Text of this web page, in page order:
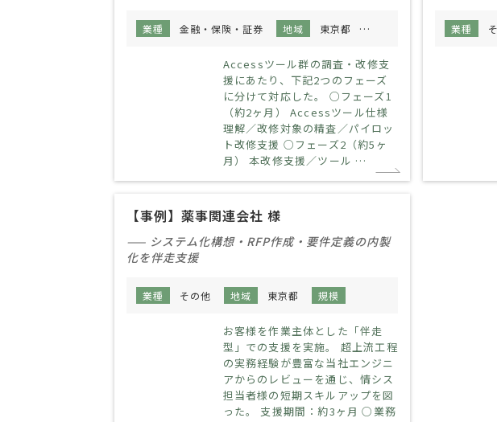
業種 金融・保険・証券 地域 東京都 10人～30人
Accessツール群の調査・改修支
援にあたり、下記2つのフェーズ
に分けて対応した。 ○フェーズ1
（約2ヶ月） Accessツール仕様
理解／改修対象の精査／パイロッ
ト改修支援 ○フェーズ2（約5ヶ
月） 本改修支援／ツール …
業種
【事例】薬事関連会社 様
—— システム化構想・RFP作成・要件定義の内製
化を伴走支援
業種 その他 地域 東京都 規模
お客様を作業主体とした「伴走
型」での支援を実施。 超上流工程
の実務経験が豊富な当社エンジニ
アからのレビューを通じ、情シス
担当者様の短期スキルアップを図
った。 支援期間：約3ヶ月 ○業務